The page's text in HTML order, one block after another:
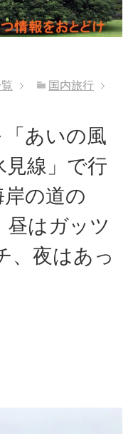
国内旅行
あいの風
見線」で行
岸の道の
昼はガッツ
、夜はあっ